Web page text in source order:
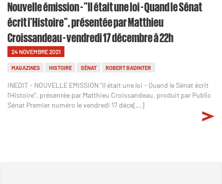
Nouvelle émission - "Il était une loi - Quand le Sénat
écrit l'Histoire", présentée par Matthieu
Croissandeau - vendredi 17 décembre à 22h
24 NOVEMBRE 2021
MAGAZINES HISTOIRE SÉNAT ROBERT BADINTER
INEDIT - NOUVELLE EMISSION "Il était une loi - Quand le Sénat écrit
l'Histoire", présentée par Matthieu Croissandeau, produit par Public
Sénat Premier numéro le vendredi 17 déce[...]